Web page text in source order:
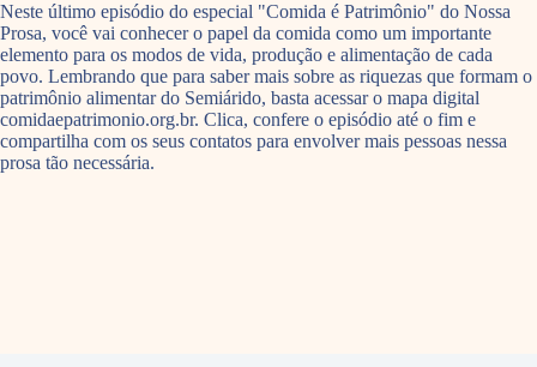
Neste último episódio do especial "Comida é Patrimônio" do Nossa
Prosa, você vai conhecer o papel da comida como um importante
elemento para os modos de vida, produção e alimentação de cada
povo. Lembrando que para saber mais sobre as riquezas que formam o
patrimônio alimentar do Semiárido, basta acessar o mapa digital
comidaepatrimonio.org.br. Clica, confere o episódio até o fim e
compartilha com os seus contatos para envolver mais pessoas nessa
prosa tão necessária.